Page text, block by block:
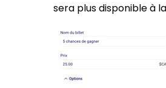
sera plus disponible à